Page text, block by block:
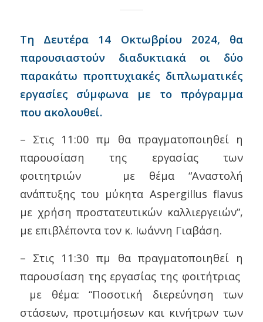
Τη Δευτέρα 14 Oκτωβρίου 2024, θα
παρουσιαστούν διαδυκτιακά οι δύο
παρακάτω προπτυχιακές διπλωματικές
εργασίες σύμφωνα με το πρόγραμμα
που ακολουθεί.
– Στις 11:00 πμ θα πραγματοποιηθεί η
παρουσίαση της εργασίας των
φοιτητριών με θέμα “Αναστολή
ανάπτυξης του μύκητα Αspergillus flavus
με χρήση προστατευτικών καλλιεργειών”,
με επιβλέποντα τον κ. Ιωάννη Γιαβάση.
– Στις 11:30 πμ θα πραγματοποιηθεί η
παρουσίαση της εργασίας της φοιτήτριας
με θέμα: “Ποσοτική διερεύνηση των
στάσεων, προτιμήσεων και κινήτρων των